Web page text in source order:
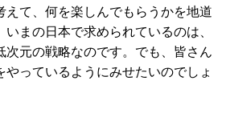
えて、何を楽しんでもらうかを地道
まの日本で求められているのは、
次元の戦略なのです。でも、皆さん
やっているようにみせたいのでしょ